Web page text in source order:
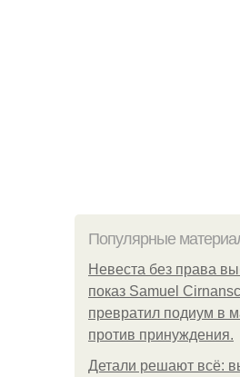
Популярные
Невеста без права
показ Samuel
превратил подиум в
против принуждения.
Детали решают всё: